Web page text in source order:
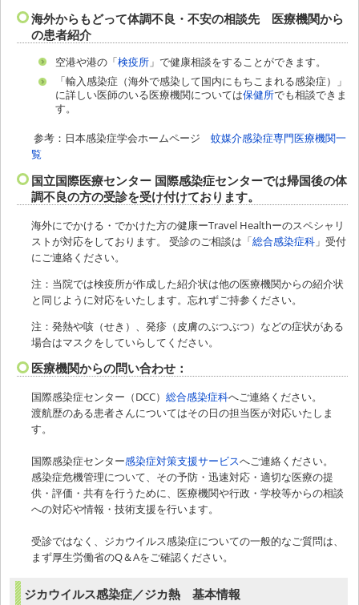
海外からもどって体調不良・不安の相談先 医療機関から
の患者紹介
空港や港の「検疫所 」で健康相談をすることができます。
「輸入感染症（海外で感染して国内にもちこまれる感染症）」
に詳しい医師のいる医療機関については保健所でも相談できま
す。
参考：日本感染症学会ホームページ蚊媒介感染症専門医療機関一
覧
国立国際医療センター 国際感染症センターでは帰国後の体
調不良の方の受診を受け付けております。
海外にでかける・でかけた方の健康ーTravel Healthーのスペシャリ
ストが対応をしております。 受診のご相談は「総合感染症科 」受付
にご連絡ください。
注：当院では検疫所が作成した紹介状は他の医療機関からの紹介状
と同じように対応をいたします。忘れずご持参ください。
注：発熱や咳（せき）、発疹（皮膚のぶつぶつ）などの症状がある
場合はマスクをしていらしてください。
医療機関からの問い合わせ：
国際感染症センター（DCC）総合感染症科へご連絡ください。
渡航歴のある患者さんについてはその日の担当医が対応いたしま
す。
国際感染症センター感染症対策支援サービスへご連絡ください。
感染症危機管理について、その予防・迅速対応・適切な医療の提
供・評価・共有を行うために、医療機関や行政・学校等からの相談
への対応や情報・技術支援を行います。
受診ではなく、ジカウイルス感染症についての一般的なご質問は、
まず厚生労働省のQ＆Aをご確認ください。
ジカウイルス感染症／ジカ熱 基本情報